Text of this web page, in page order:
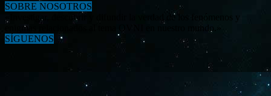
SOBRE NOSOTROS
«Investigar, descubrir y difundir la verdad de los fenómenos y
enigmas relacionados al tema OVNI en nuestro mundo.»
SÍGUENOS